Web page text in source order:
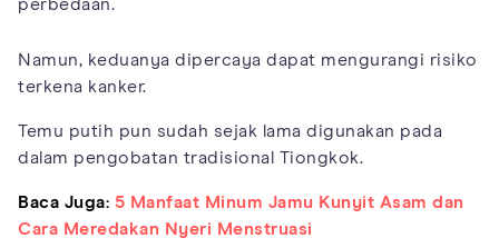
perbedaan.
Namun, keduanya dipercaya dapat mengurangi risiko
terkena kanker.
Temu putih pun sudah sejak lama digunakan pada
dalam pengobatan tradisional Tiongkok.
Baca Juga: 5 Manfaat Minum Jamu Kunyit Asam dan
Cara Meredakan Nyeri Menstruasi